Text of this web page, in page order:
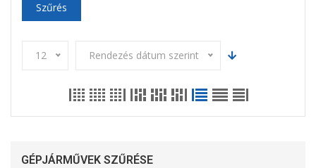
Szűrés
12 Rendezés dátum szerint
GÉPJÁRMŰVEK SZŰRÉSE